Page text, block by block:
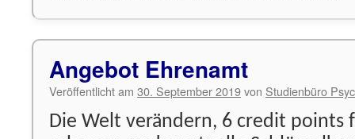
Angebot Ehrenamt
Veröffentlicht am 30. September 2019von Studienbüro
Die Welt verändern, 6 credit points